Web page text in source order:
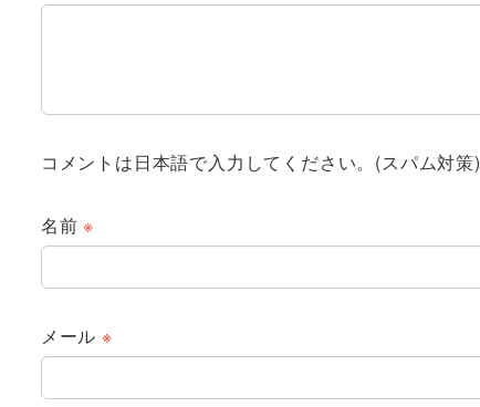
コメントは日本語で入力してください。(スパム対策)
名前※
メール ※